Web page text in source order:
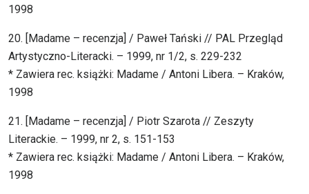
1998
20. [Madame – recenzja] / Paweł Tański // PAL Przegląd
Artystyczno-Literacki. – 1999, nr 1/2, s. 229-232
* Zawiera rec. książki: Madame / Antoni Libera. – Kraków,
1998
21. [Madame – recenzja] / Piotr Szarota // Zeszyty
Literackie. – 1999, nr 2, s. 151-153
* Zawiera rec. książki: Madame / Antoni Libera. – Kraków,
1998